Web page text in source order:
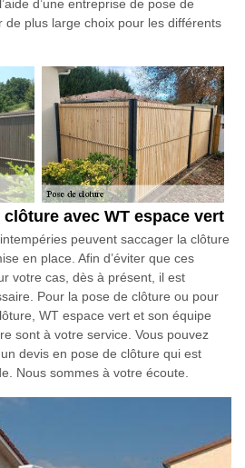
d’une entreprise de pose de
de plus large choix pour les différents
avec WT espace vert
peuvent saccager la clôture
en place. Afin d’éviter que ces
votre cas, dès à présent, il est
Pour la pose de clôture ou pour
WT espace vert et son équipe
sont à votre service. Vous pouvez
devis en pose de clôture qui est
Nous sommes à votre écoute.